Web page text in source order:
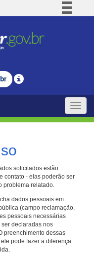
Comunica BR
Legislação
Toggle
solicitados estão
contato - elas poderão ser
problema relatado.
dados pessoais em
(campo reclamação,
pessoais necessárias
declaradas nos
preenchimento dessas
pode fazer a diferença